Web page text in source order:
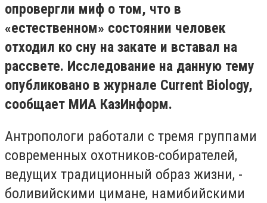
опровергли миф о том, что в
«естественном» состоянии человек
отходил ко сну на закате и вставал на
рассвете. Исследование на данную тему
опубликовано в журнале Current Biology,
сообщает МИА КазИнформ.
Антропологи работали с тремя группами
современных охотников-собирателей,
ведущих традиционный образ жизни, -
боливийскими цимане, намибийскими